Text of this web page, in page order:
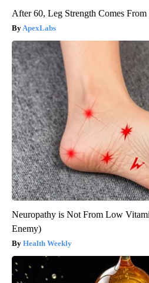
After 60, Leg Strength Comes
ApexLabs
Neuropathy is Not From Low
Enemy)
Health Weekly